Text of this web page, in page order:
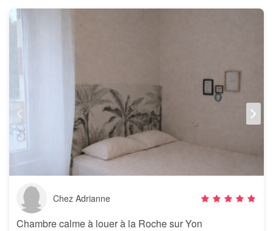
Chez Adrianne
Chambre calme à louer à la Roche sur Yon